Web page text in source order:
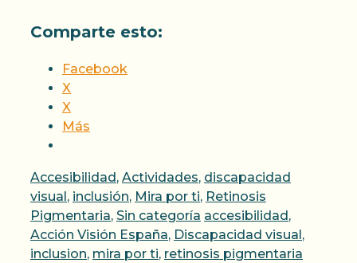
Comparte esto:
Facebook
X
X
Más
Categorías
Accesibilidad, Actividades, discapacidad
visual, inclusión, Mira por ti, Retinosis
Pigmentaria, Sin categoría Etiquetas
accesibilidad,
Acción Visión España, Discapacidad visual,
inclusion, mira por ti, retinosis pigmentaria